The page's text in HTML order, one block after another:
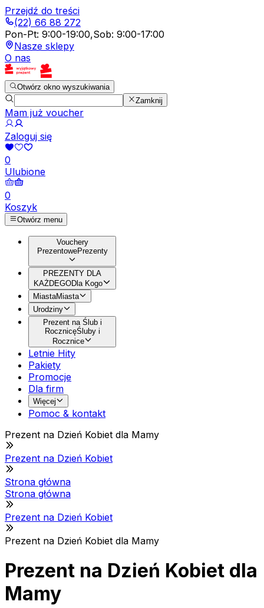
Przejdź do treści
(22) 66 88 272
Pon-Pt: 9:00-19:00,Sob: 9:00-17:00
Nasze sklepy
O nas
Otwórz okno wyszukiwania
Zamknij
Mam już voucher
Zaloguj się
0
Ulubione
0
Koszyk
Otwórz menu
Vouchery
PrezentowePrezenty
PREZENTY DLA
KAŻDEGODla Kogo
MiastaMiasta
Urodziny
Prezent na Ślub i
RocznicęŚluby i
Rocznice
Letnie Hity
Pakiety
Promocje
Dla firm
Więcej
Pomoc & kontakt
Prezent na Dzień Kobiet dla Mamy
Prezent na Dzień Kobiet
Strona główna
Strona główna
Prezent na Dzień Kobiet
Prezent na Dzień Kobiet dla Mamy
Prezent na Dzień Kobiet dla
Mamy